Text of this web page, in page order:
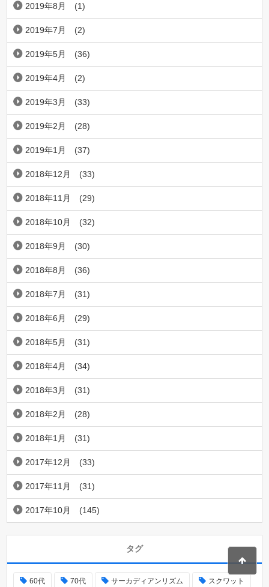
2019年8月 (1)
2019年7月 (2)
2019年5月 (36)
2019年4月 (2)
2019年3月 (33)
2019年2月 (28)
2019年1月 (37)
2018年12月 (33)
2018年11月 (29)
2018年10月 (32)
2018年9月 (30)
2018年8月 (36)
2018年7月 (31)
2018年6月 (29)
2018年5月 (31)
2018年4月 (34)
2018年3月 (31)
2018年2月 (28)
2018年1月 (31)
2017年12月 (33)
2017年11月 (31)
2017年10月 (145)
タグ
60代 70代 サーカディアンリズム スクワット